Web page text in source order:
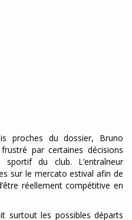
proches du dossier, Bruno
par certaines décisions
du club. L’entraîneur
sur le mercato estival afin de
réellement compétitive en
surtout les possibles départs